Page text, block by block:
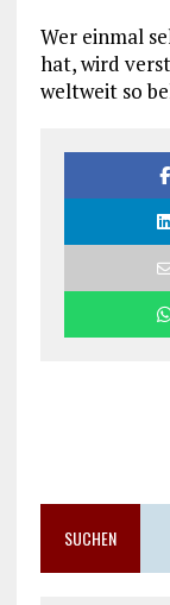
Wer einmal
hat, wird
weltweit so
SUCHEN